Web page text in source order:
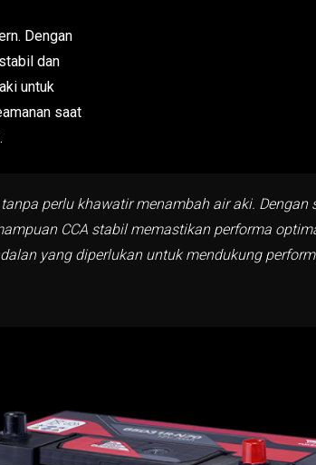
Dengan
dan
untuk
saat
perlu khawatir menambah air aki. Dengan
CCA stabil memastikan performa
yang diperlukan untuk mendukung